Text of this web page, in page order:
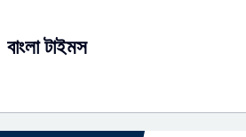
বাংলা টাইমস